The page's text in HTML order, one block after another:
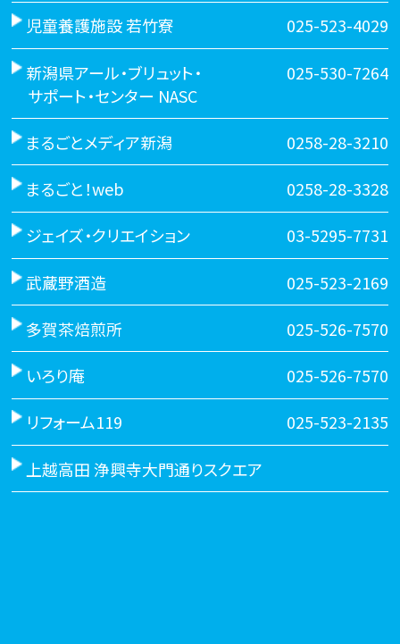
児童養護施設 若竹寮 025-523-4029
新潟県アール・ブリュット・
サポート・センター NASC
025-530-7264
まるごとメディア新潟 0258-28-3210
まるごと！web 0258-28-3328
ジェイズ・クリエイション 03-5295-7731
武蔵野酒造 025-523-2169
多賀茶焙煎所 025-526-7570
いろり庵 025-526-7570
リフォーム119 025-523-2135
上越高田 浄興寺大門通りスクエア